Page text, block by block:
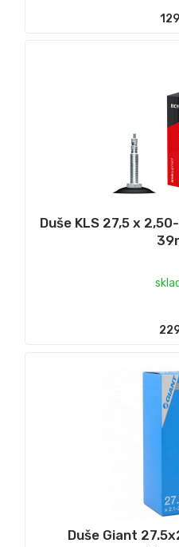
Duše KLS 27,5 x
Duše Giant